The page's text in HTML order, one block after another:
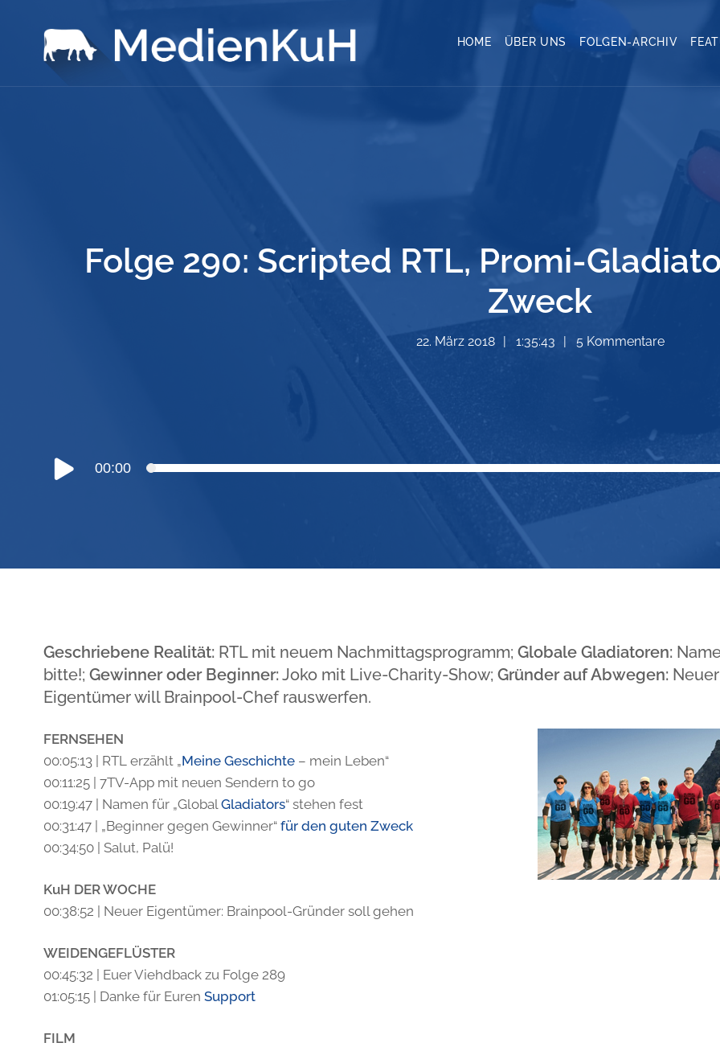
HOME ÜBER UNS FOLGEN-ARCHIV
Folge 290: Scripted RTL, Promi-
Zweck
22. März 2018 1:35:43 5 Kommentare
Audio-
Player
00:00
Geschriebene Realität: RTL mit neuem Nachmittagsprogramm; Globale Gladiatoren:
bitte!; Gewinner oder Beginner: Joko mit Live-Charity-Show; Gründer auf Abwegen: Neuer
Eigentümer will Brainpool-Chef rauswerfen.
FERNSEHEN
00:05:13 | RTL erzählt „Meine Geschichte– mein Leben“
00:11:25 | 7TV-App mit neuen Sendern to go
00:19:47 | Namen für „GlobalGladiators“ stehen fest
00:31:47 | „Beginner gegen Gewinner“ für den guten Zweck
00:34:50 | Salut, Palü!
KuH DER WOCHE
00:38:52 | Neuer Eigentümer: Brainpool-Gründer soll gehen
WEIDENGEFLÜSTER
00:45:32 | Euer Viehdback zu Folge 289
01:05:15 | Danke für Euren Support
FILM